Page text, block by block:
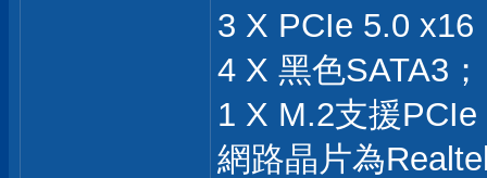
3 X PCIe 5.0 x16
4 X 黑色SATA3；
1 X M.2支援
網路晶片為